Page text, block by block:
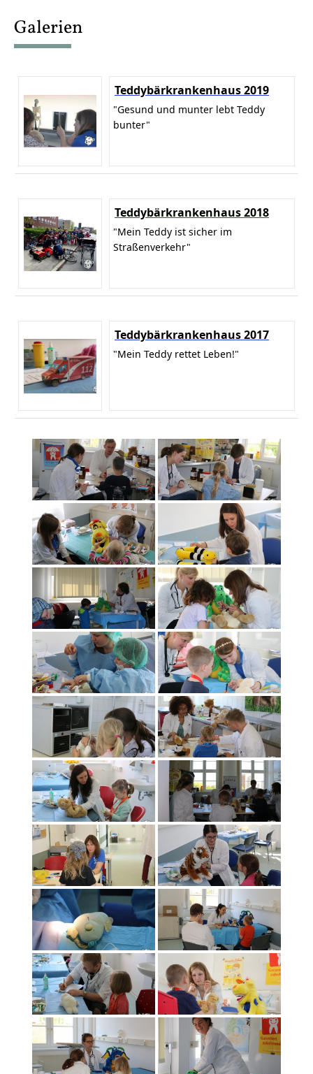
Galerien
Teddybärkrankenhaus 2019
"Gesund und munter lebt Teddy
bunter"
Teddybärkrankenhaus 2018
"Mein Teddy ist sicher im
Straßenverkehr"
Teddybärkrankenhaus 2017
"Mein Teddy rettet Leben!"